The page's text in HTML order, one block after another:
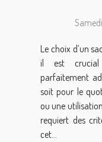
Le choix d’un
il est crucial
parfaitement
soit pour le
ou une
requiert des
cet...